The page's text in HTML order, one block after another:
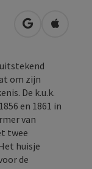
Openen in
om zijn
De k.u.k.
en 1861 in
van
twee
huisje
de